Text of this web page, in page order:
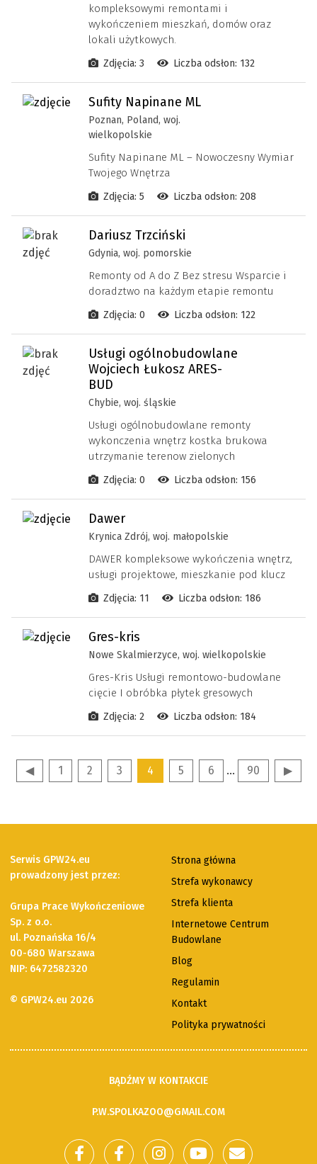
kompleksowymi remontami i
wykończeniem mieszkań, domów oraz
lokali użytkowych.
Zdjęcia: 3 Liczba odsłon: 132
Sufity Napinane ML
Poznan, Poland, woj.
wielkopolskie
Sufity Napinane ML – Nowoczesny Wymiar
Twojego Wnętrza
Zdjęcia: 5 Liczba odsłon: 208
Dariusz Trzciński
Gdynia, woj. pomorskie
Remonty od A do Z Bez stresu Wsparcie i
doradztwo na każdym etapie remontu
Zdjęcia: 0 Liczba odsłon: 122
Usługi ogólnobudowlane
Wojciech Łukosz ARES-
BUD
Chybie, woj. śląskie
Usługi ogólnobudowlane remonty
wykonczenia wnętrz kostka brukowa
utrzymanie terenow zielonych
Zdjęcia: 0 Liczba odsłon: 156
Dawer
Krynica Zdrój, woj. małopolskie
DAWER kompleksowe wykończenia wnętrz,
usługi projektowe, mieszkanie pod klucz
Zdjęcia: 11 Liczba odsłon: 186
Gres-kris
Nowe Skalmierzyce, woj. wielkopolskie
Gres-Kris Usługi remontowo-budowlane
cięcie I obróbka płytek gresowych
Zdjęcia: 2 Liczba odsłon: 184
◀ 1 2 3 4 5 6 ... 90 ▶
Serwis GPW24.eu
prowadzony jest przez:
Grupa Prace Wykończeniowe
Sp. z o.o.
ul. Poznańska 16/4
00-680 Warszawa
NIP: 6472582320
© GPW24.eu 2026
Strona główna
Strefa wykonawcy
Strefa klienta
Internetowe Centrum
Budowlane
Blog
Regulamin
Kontakt
Polityka prywatności
BĄDŹMY W KONTAKCIE
P.W.SPOLKAZOO@GMAIL.COM